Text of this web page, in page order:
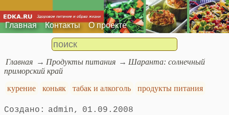
Главная Контакты О проекте
Главная Продукты питания
Шаранта: солнечный
приморский край
курение
коньяк табак и алкоголь продукты питания
admin 01.09.2008